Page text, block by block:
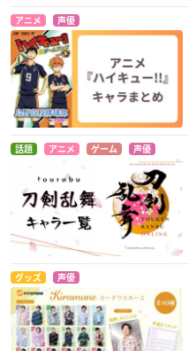
アニメ 声優
話題 アニメ ゲーム 声優
グッズ 声優